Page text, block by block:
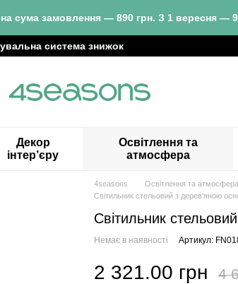
сума замовлення — 890 грн. З 1 вересня —
система знижок
Декор
інтер’єру
Освітлення та
атмосфера
4seasons Освітлення та атмосфера
Світильник стельовий з дерев'яною
Світильник
Немає в наявності Артикул:
2 321.00 грн 4